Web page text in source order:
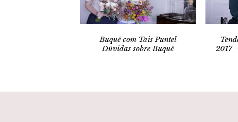
Buquê com Tais Puntel
Dúvidas sobre Buquê
2017